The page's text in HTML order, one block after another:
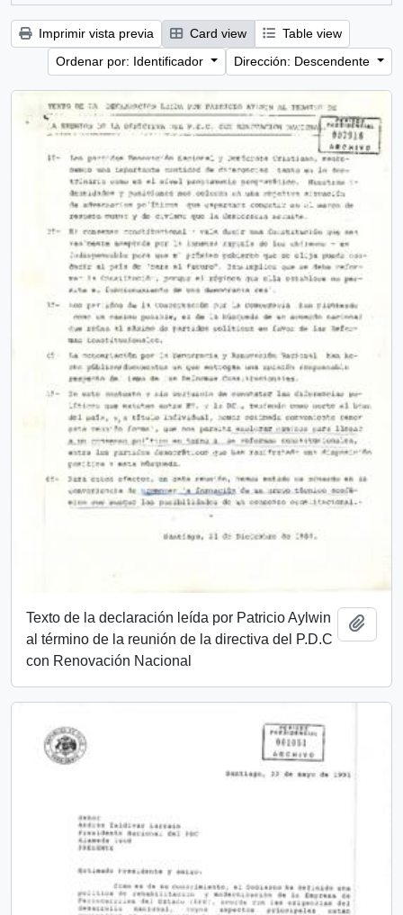
Imprimir vista previa Card view
Table view
Ordenar por: Identificador
Dirección: Descendente
Texto de la declaración leída por Patricio Aylwin
al término de la reunión de la directiva del P.D.C
con Renovación Nacional